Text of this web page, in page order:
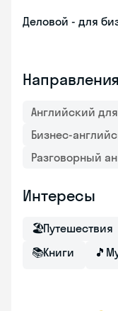
Деловой - для
Направления
Английский
Бизнес-
Разговорный
Интересы
🏖Путешествия
📚Книги 🎵